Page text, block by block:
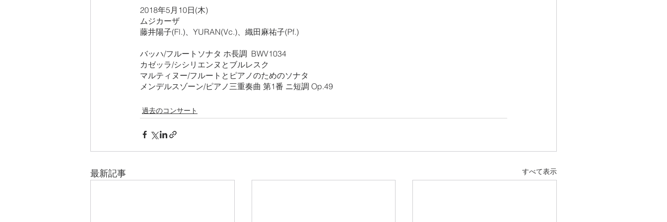
2018年5月10日(木)
ムジカーザ
藤井陽子(Fl.)、YURAN(Vc.)、織田麻祐子(Pf.)
バッハ/フルートソナタ ホ長調  BWV1034
カゼッラ/シシリエンヌとブルレスク
マルティヌー/フルートとピアノのためのソナタ
メンデルスゾーン/ピアノ三重奏曲 第1番 ニ短調 Op.49
過去のコンサート
最新記事 すべて表示